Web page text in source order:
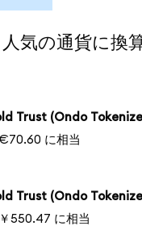
の通貨に換算
Trust (Ondo
に相当
Trust (Ondo
550.47 に相当